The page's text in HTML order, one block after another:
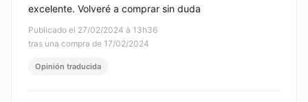
Publicado el 27/02/2024 à 13h36
tras una compra de 17/02/2024
excelente. Volveré a comprar sin duda
Opinión traducida